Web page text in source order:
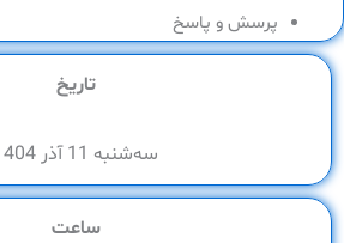
پرسش و پاسخ
تاریخ
سه‌شنبه 11 آذر 1404
ساعت